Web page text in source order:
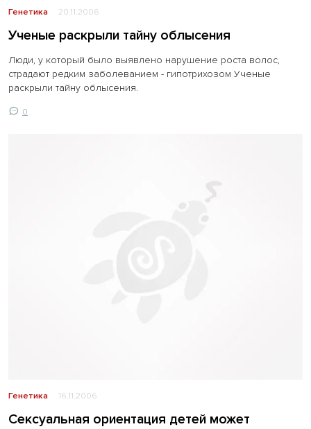
Генетика 20.11.2006
Ученые раскрыли тайну облысения
Люди, у который было выявлено нарушение роста волос,
страдают редким заболеванием - гипотрихозом Ученые
раскрыли тайну облысения.
0
Генетика 16.11.2006
Сексуальная ориентация детей может